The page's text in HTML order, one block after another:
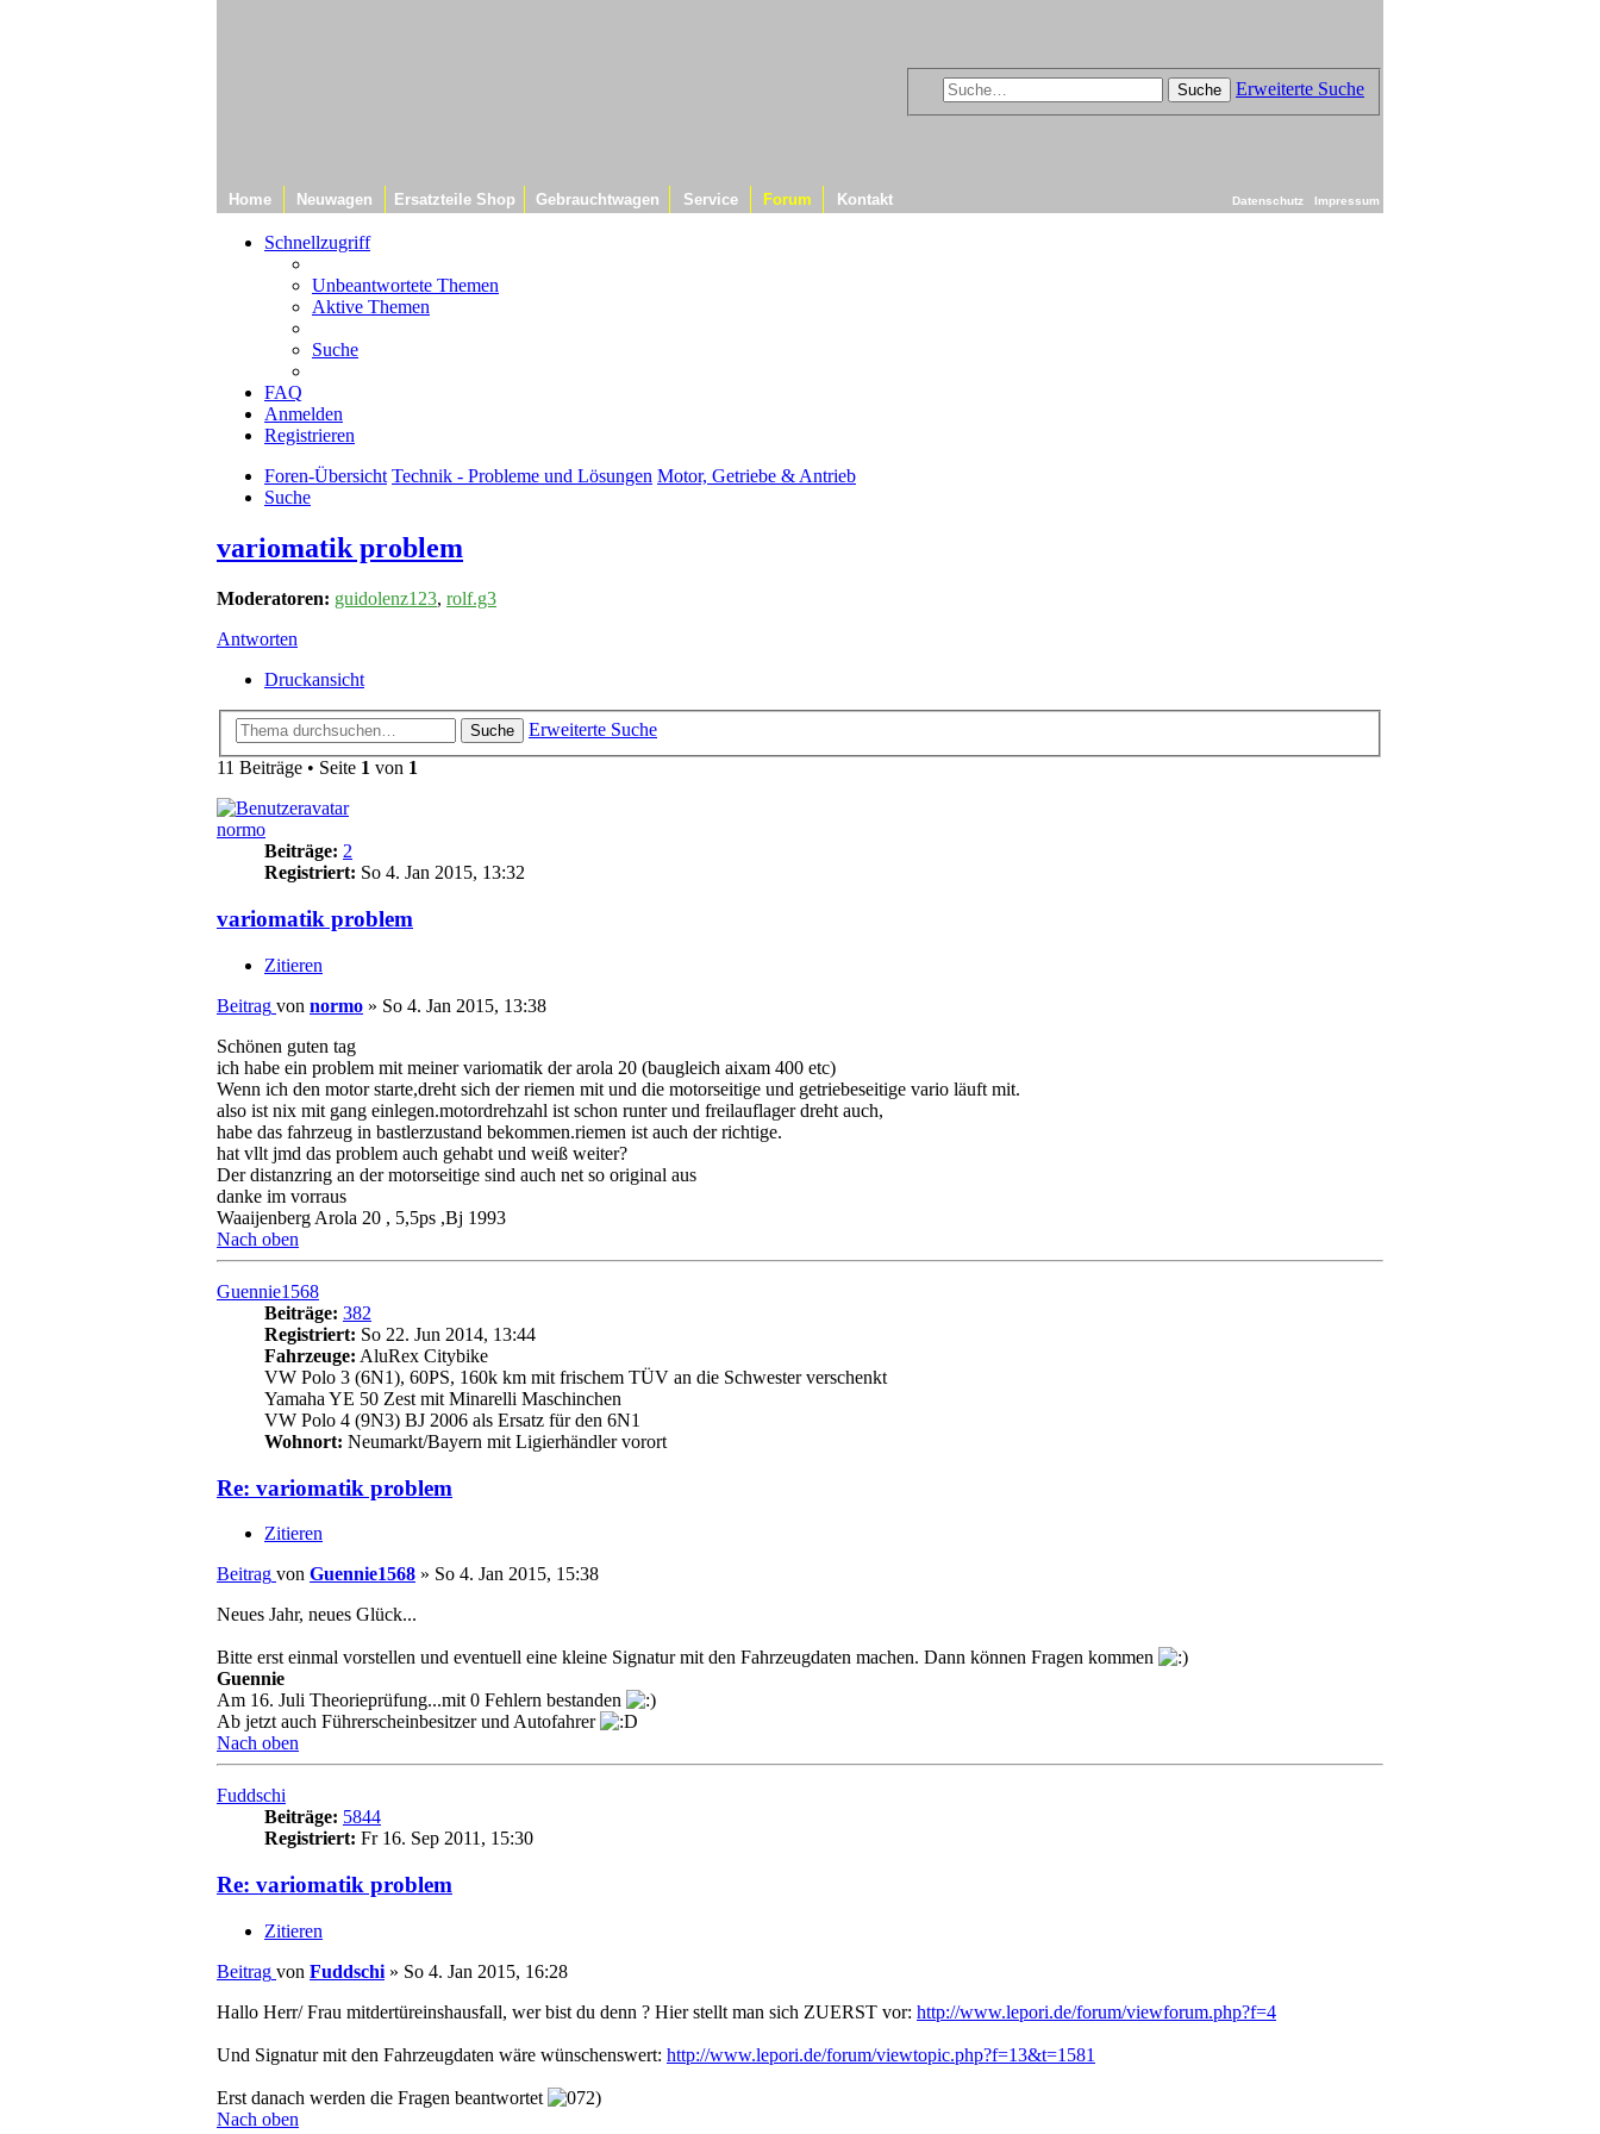
Suche Erweiterte Suche
Home Neuwagen Ersatzteile Shop Gebrauchtwagen Service Forum Kontakt Datenschutz Impressum
Schnellzugriff
Unbeantwortete Themen
Aktive Themen
Suche
FAQ
Anmelden
Registrieren
Foren-Übersicht Technik - Probleme und Lösungen Motor, Getriebe & Antrieb
Suche
variomatik problem
Moderatoren: guidolenz123, rolf.g3
Antworten
Druckansicht
Suche
Erweiterte Suche
11 Beiträge • Seite 1 von 1
normo
Beiträge: 2
Registriert: So 4. Jan 2015, 13:32
variomatik problem
Zitieren
Beitrag von normo » So 4. Jan 2015, 13:38
Schönen guten tag
ich habe ein problem mit meiner variomatik der arola 20 (baugleich aixam 400 etc)
Wenn ich den motor starte,dreht sich der riemen mit und die motorseitige und getriebeseitige vario läuft mit.
also ist nix mit gang einlegen.motordrehzahl ist schon runter und freilauflager dreht auch,
habe das fahrzeug in bastlerzustand bekommen.riemen ist auch der richtige.
hat vllt jmd das problem auch gehabt und weiß weiter?
Der distanzring an der motorseitige sind auch net so original aus
danke im vorraus
Waaijenberg Arola 20 , 5,5ps ,Bj 1993
Nach oben
Guennie1568
Beiträge: 382
Registriert: So 22. Jun 2014, 13:44
Fahrzeuge: AluRex Citybike
VW Polo 3 (6N1), 60PS, 160k km mit frischem TÜV an die Schwester verschenkt
Yamaha YE 50 Zest mit Minarelli Maschinchen
VW Polo 4 (9N3) BJ 2006 als Ersatz für den 6N1
Wohnort: Neumarkt/Bayern mit Ligierhändler vorort
Re: variomatik problem
Zitieren
Beitrag von Guennie1568 » So 4. Jan 2015, 15:38
Neues Jahr, neues Glück...
Bitte erst einmal vorstellen und eventuell eine kleine Signatur mit den Fahrzeugdaten machen. Dann können Fragen kommen
Guennie
Am 16. Juli Theorieprüfung...mit 0 Fehlern bestanden
Ab jetzt auch Führerscheinbesitzer und Autofahrer
Nach oben
Fuddschi
Beiträge: 5844
Registriert: Fr 16. Sep 2011, 15:30
Re: variomatik problem
Zitieren
Beitrag von Fuddschi » So 4. Jan 2015, 16:28
Hallo Herr/ Frau mitdertüreinshausfall, wer bist du denn ? Hier stellt man sich ZUERST vor: http://www.lepori.de/forum/viewforum.php?f=4
Und Signatur mit den Fahrzeugdaten wäre wünschenswert: http://www.lepori.de/forum/viewtopic.php?f=13&t=1581
Erst danach werden die Fragen beantwortet
Nach oben